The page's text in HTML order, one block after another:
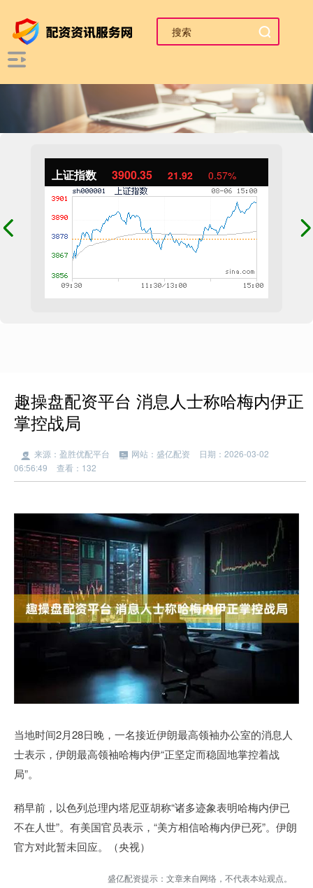
上证指数 3900.35 21.92 0.57%
趣操盘配资平台 消息人士称哈梅内伊正
掌控战局
来源：盈胜优配平台 网站：盛亿配资
日期：2026-03-02
06:56:49
查看：132
当地时间2月28日晚，一名接近伊朗最高领袖办公室的消息人
士表示，伊朗最高领袖哈梅内伊“正坚定而稳固地掌控着战
局”。
稍早前，以色列总理内塔尼亚胡称“诸多迹象表明哈梅内伊已
不在人世”。有美国官员表示，“美方相信哈梅内伊已死”。伊朗
官方对此暂未回应。（央视）
盛亿配资提示：文章来自网络，不代表本站观点。